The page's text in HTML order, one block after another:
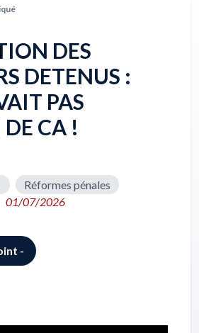
DES
DETENUS :
PAS
CA !
Réformes pénales
01/07/2026
-